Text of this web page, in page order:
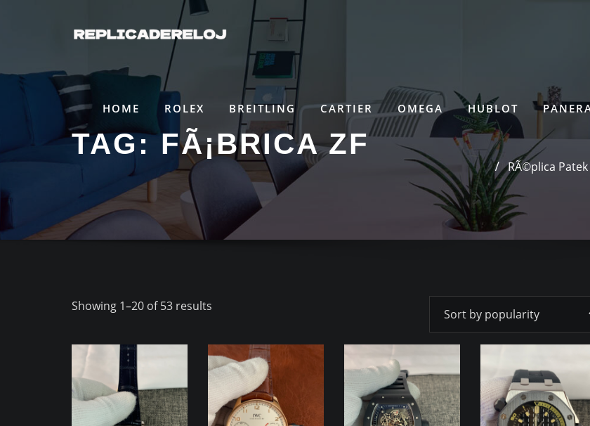
HOME ROLEX BREITLING CARTIER OMEGA HUBLOT
TAG:FÃ¡BRICA ZF
RÃ©plica
Showing 1–20 of 53 results